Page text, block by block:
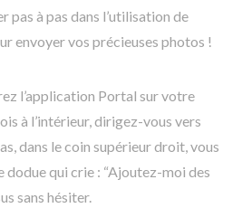
pas à pas dans l’utilisation de
envoyer vos précieuses photos !
l’application Portal sur votre
à l’intérieur, dirigez-vous vers
dans le coin supérieur droit, vous
dodue qui crie : “Ajoutez-moi des
sans hésiter.